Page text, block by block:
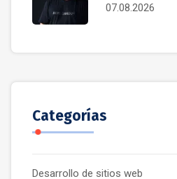
07.08.2026
Categorías
Desarrollo de sitios web